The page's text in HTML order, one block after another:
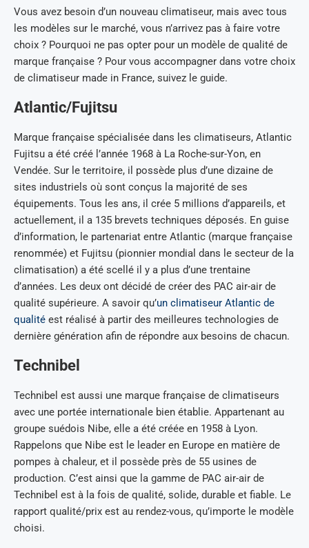
Vous avez besoin d’un nouveau climatiseur, mais avec tous
les modèles sur le marché, vous n’arrivez pas à faire votre
choix ? Pourquoi ne pas opter pour un modèle de qualité de
marque française ? Pour vous accompagner dans votre choix
de climatiseur made in France, suivez le guide.
Atlantic/Fujitsu
Marque française spécialisée dans les climatiseurs, Atlantic
Fujitsu a été créé l’année 1968 à La Roche-sur-Yon, en
Vendée. Sur le territoire, il possède plus d’une dizaine de
sites industriels où sont conçus la majorité de ses
équipements. Tous les ans, il crée 5 millions d’appareils, et
actuellement, il a 135 brevets techniques déposés. En guise
d’information, le partenariat entre Atlantic (marque française
renommée) et Fujitsu (pionnier mondial dans le secteur de la
climatisation) a été scellé il y a plus d’une trentaine
d’années. Les deux ont décidé de créer des PAC air-air de
qualité supérieure. A savoir qu’un climatiseur Atlantic de
qualité est réalisé à partir des meilleures technologies de
dernière génération afin de répondre aux besoins de chacun.
Technibel
Technibel est aussi une marque française de climatiseurs
avec une portée internationale bien établie. Appartenant au
groupe suédois Nibe, elle a été créée en 1958 à Lyon.
Rappelons que Nibe est le leader en Europe en matière de
pompes à chaleur, et il possède près de 55 usines de
production. C’est ainsi que la gamme de PAC air-air de
Technibel est à la fois de qualité, solide, durable et fiable. Le
rapport qualité/prix est au rendez-vous, qu’importe le modèle
choisi.